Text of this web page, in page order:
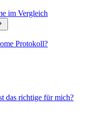
im Vergleich
Protokoll?
das richtige für mich?